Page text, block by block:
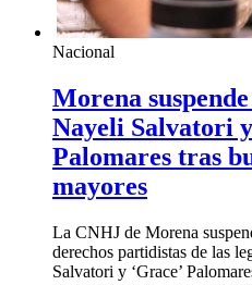
Nacional
Morena
Nayeli Salvatori
Palomares tras
mayores
La CNHJ de Morena
derechos partidistas de las
Salvatori y ‘Grace’